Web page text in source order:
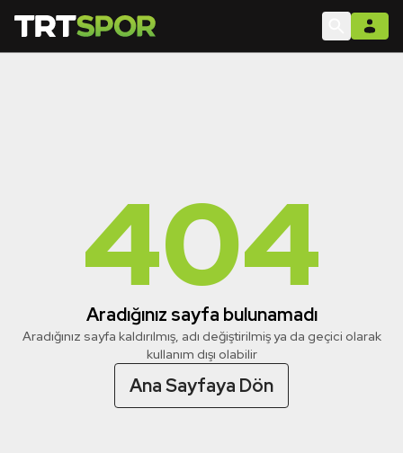
404
Aradığınız sayfa bulunamadı
Aradığınız sayfa kaldırılmış, adı değiştirilmiş ya da geçici olarak
kullanım dışı olabilir
Ana Sayfaya Dön